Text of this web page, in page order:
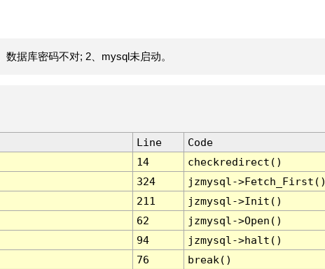
据库密码不对; 2、mysql未启动。
Line
Code
14
checkredirect()
324
jzmysql-
211
jzmysql->Init()
62
jzmysql->Open()
94
jzmysql->halt()
76 break()